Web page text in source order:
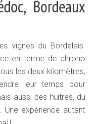
Bordeaux
vignes du Bordelais.
en terme de chrono
les deux kilomètres,
leur temps pour
aussi des huitres, du
expérience autant